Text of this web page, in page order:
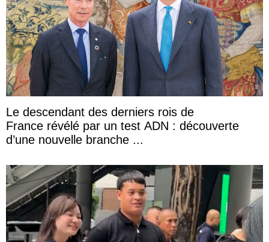
Le descendant des derniers rois de
France révélé par un test ADN : découverte
d’une nouvelle branche ...